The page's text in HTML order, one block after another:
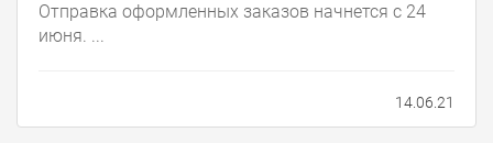
Отправка оформленных заказов начнется с 24
июня. ...
14.06.21